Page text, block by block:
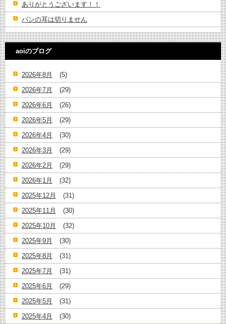
ありがとうございます！！
パンの耳は切りません
aoiのブログ
2026年8月
(5)
2026年7月
(29)
2026年6月
(26)
2026年5月
(29)
2026年4月
(30)
2026年3月
(29)
2026年2月
(29)
2026年1月
(32)
2025年12月
(31)
2025年11月
(30)
2025年10月
(32)
2025年9月
(30)
2025年8月
(31)
2025年7月
(31)
2025年6月
(29)
2025年5月
(31)
2025年4月
(30)